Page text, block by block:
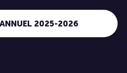
2025-2026